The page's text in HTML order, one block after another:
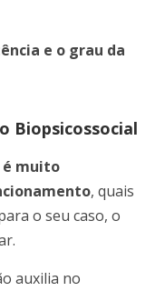
e o grau da
Biopsicossocial
é muito
, quais
o seu caso, o
auxilia no